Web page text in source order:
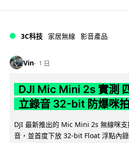
3C科技 家居無線 影音產品
Vin 1 日
DJI Mic Mini 2s 實測
立錄音 32-bit 防爆咪
DJI 最新推出的 Mic Mini 2s 無線咪
音，並首度下放 32-bit Float 浮點內